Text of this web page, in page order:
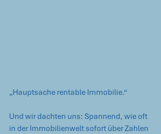
„Hauptsache rentable Immobilie.“
Und wir dachten uns: Spannend, wie oft
in der Immobilienwelt sofort über Zahlen